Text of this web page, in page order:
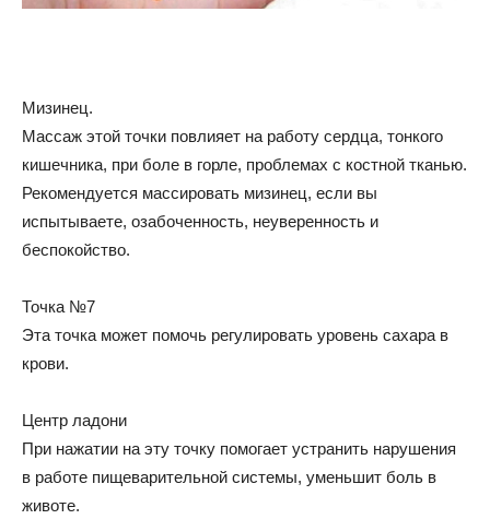
Мизинец.
Массаж этой точки повлияет на работу сердца, тонкого
кишечника, при боле в горле, проблемах с костной тканью.
Рекомендуется массировать мизинец, если вы
испытываете, озабоченность, неуверенность и
беспокойство.
Точка №7
Эта точка может помочь регулировать уровень сахара в
крови.
Центр ладони
При нажатии на эту точку помогает устранить нарушения
в работе пищеварительной системы, уменьшит боль в
животе.